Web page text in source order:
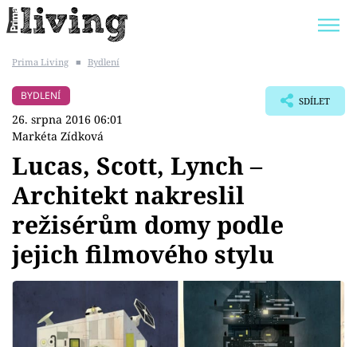
BYDLENÍ SLAVNÝCH
Témata
Bydlení
Zahrada
Design
Prima Living ■ Bydlení
BYDLENÍ
26. srpna 2016 06:01
Markéta Zídková
SDÍLET
Lucas, Scott, Lynch –
Architekt nakreslil
režisérům domy podle
jejich filmového stylu